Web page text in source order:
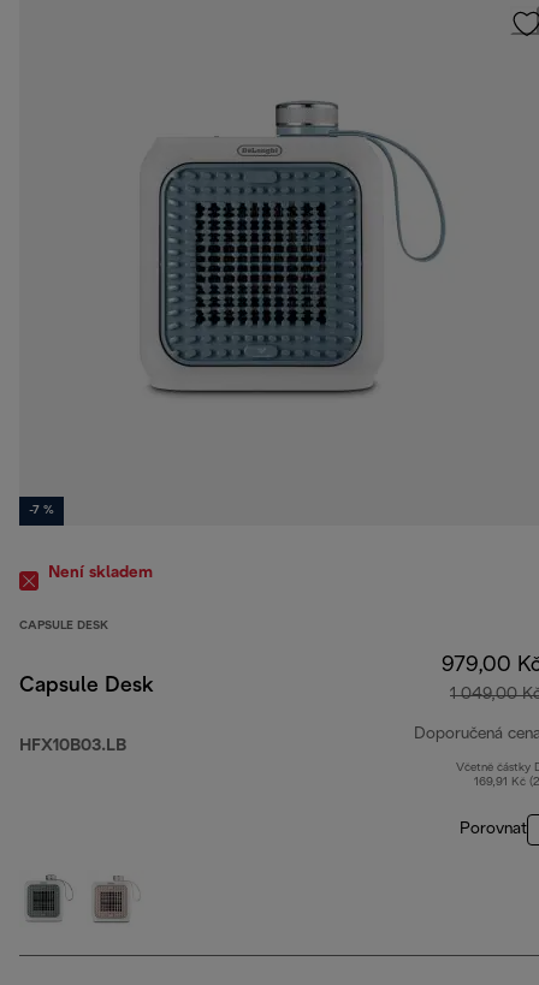
-7 %
Není skladem
CAPSULE DESK
Capsule Desk
HFX10B03.LB
979,00
1 049,00
Doporučená
Včetně částky
169,91 Kč
Porovnat